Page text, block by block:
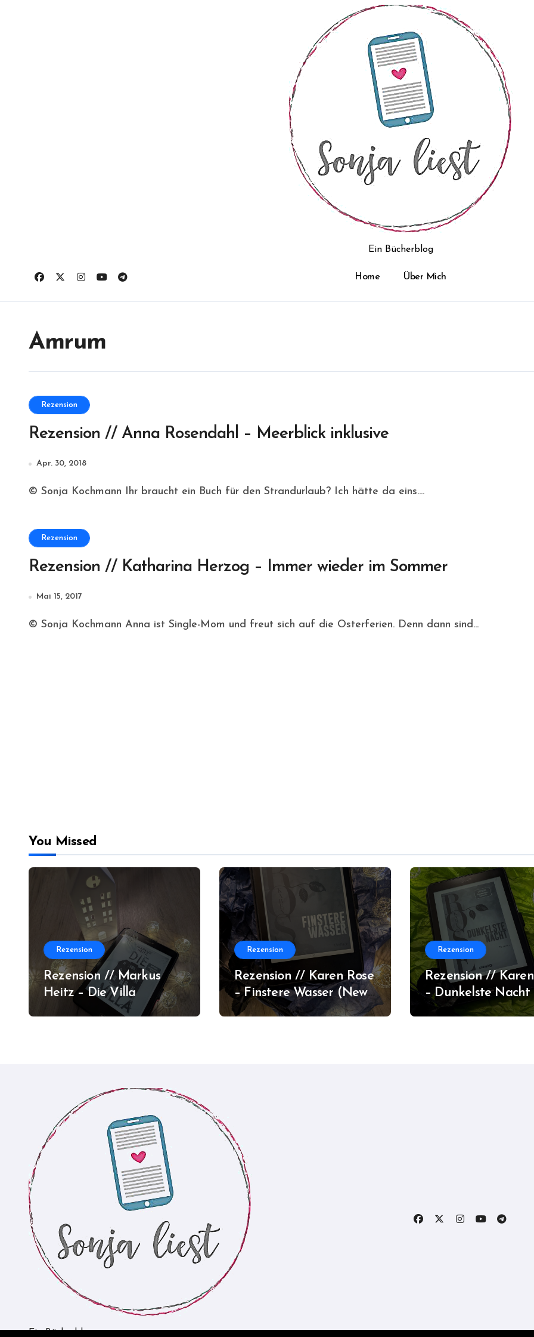
Ein Bücherblog
Home Über Mich
Amrum
Rezension
Rezension // Anna Rosendahl – Meerblick inklusive
Apr. 30, 2018
© Sonja Kochmann Ihr braucht ein Buch für den Strandurlaub? Ich hätte da eins....
Rezension
Rezension // Katharina Herzog – Immer wieder im Sommer
Mai 15, 2017
© Sonja Kochmann Anna ist Single-Mom und freut sich auf die Osterferien. Denn dann sind...
You Missed
Rezension
Rezension // Markus
Heitz – Die Villa
Rezension
Rezension // Karen Rose
– Finstere Wasser (New
Orleans #2)
Rezension
Rezension //
– Dunkelste Nacht
Orleans #1)
Ein Bücherblog